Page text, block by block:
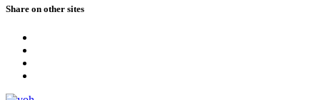
Share on other sites